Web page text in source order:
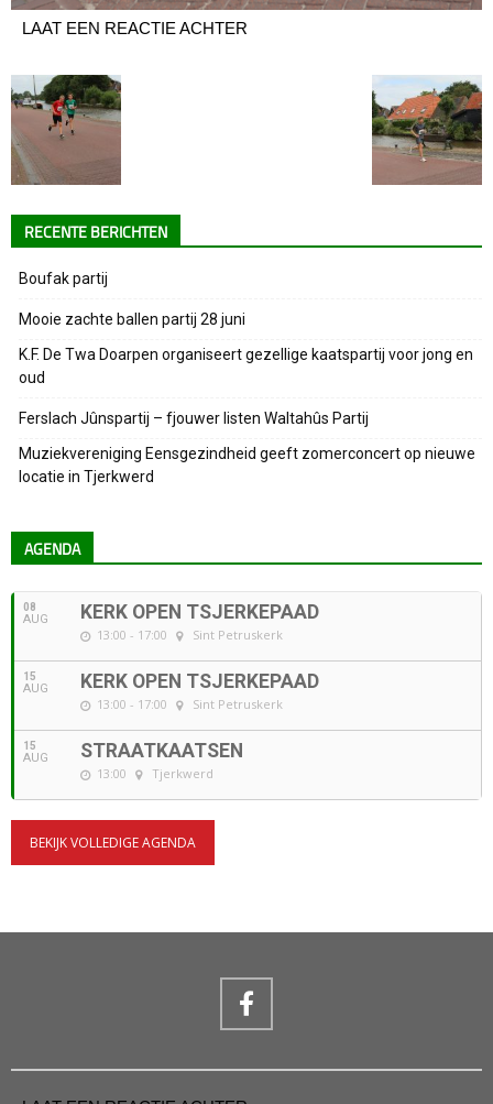
LAAT EEN REACTIE ACHTER
RECENTE BERICHTEN
Boufak partij
Mooie zachte ballen partij 28 juni
K.F. De Twa Doarpen organiseert gezellige kaatspartij voor jong en
oud
Ferslach Jûnspartij – fjouwer listen Waltahûs Partij
Muziekvereniging Eensgezindheid geeft zomerconcert op nieuwe
locatie in Tjerkwerd
AGENDA
08
AUG KERK OPEN TSJERKEPAAD
13:00 - 17:00 Sint Petruskerk
15
AUG KERK OPEN TSJERKEPAAD
13:00 - 17:00 Sint Petruskerk
15
AUG STRAATKAATSEN
13:00 Tjerkwerd
BEKIJK VOLLEDIGE AGENDA